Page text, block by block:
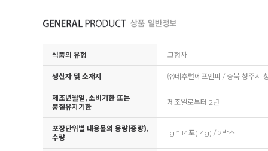
식품의 유형 고형차
생산자 및 소재지 ㈜네추럴에프엔피 / 충북 청주시
제조년월일, 소비기한 또는
품질유지기한
제조일로부터 2년
포장단위별 내용물의 용량(중량),
수량
1g * 14포(14g) / 2박스